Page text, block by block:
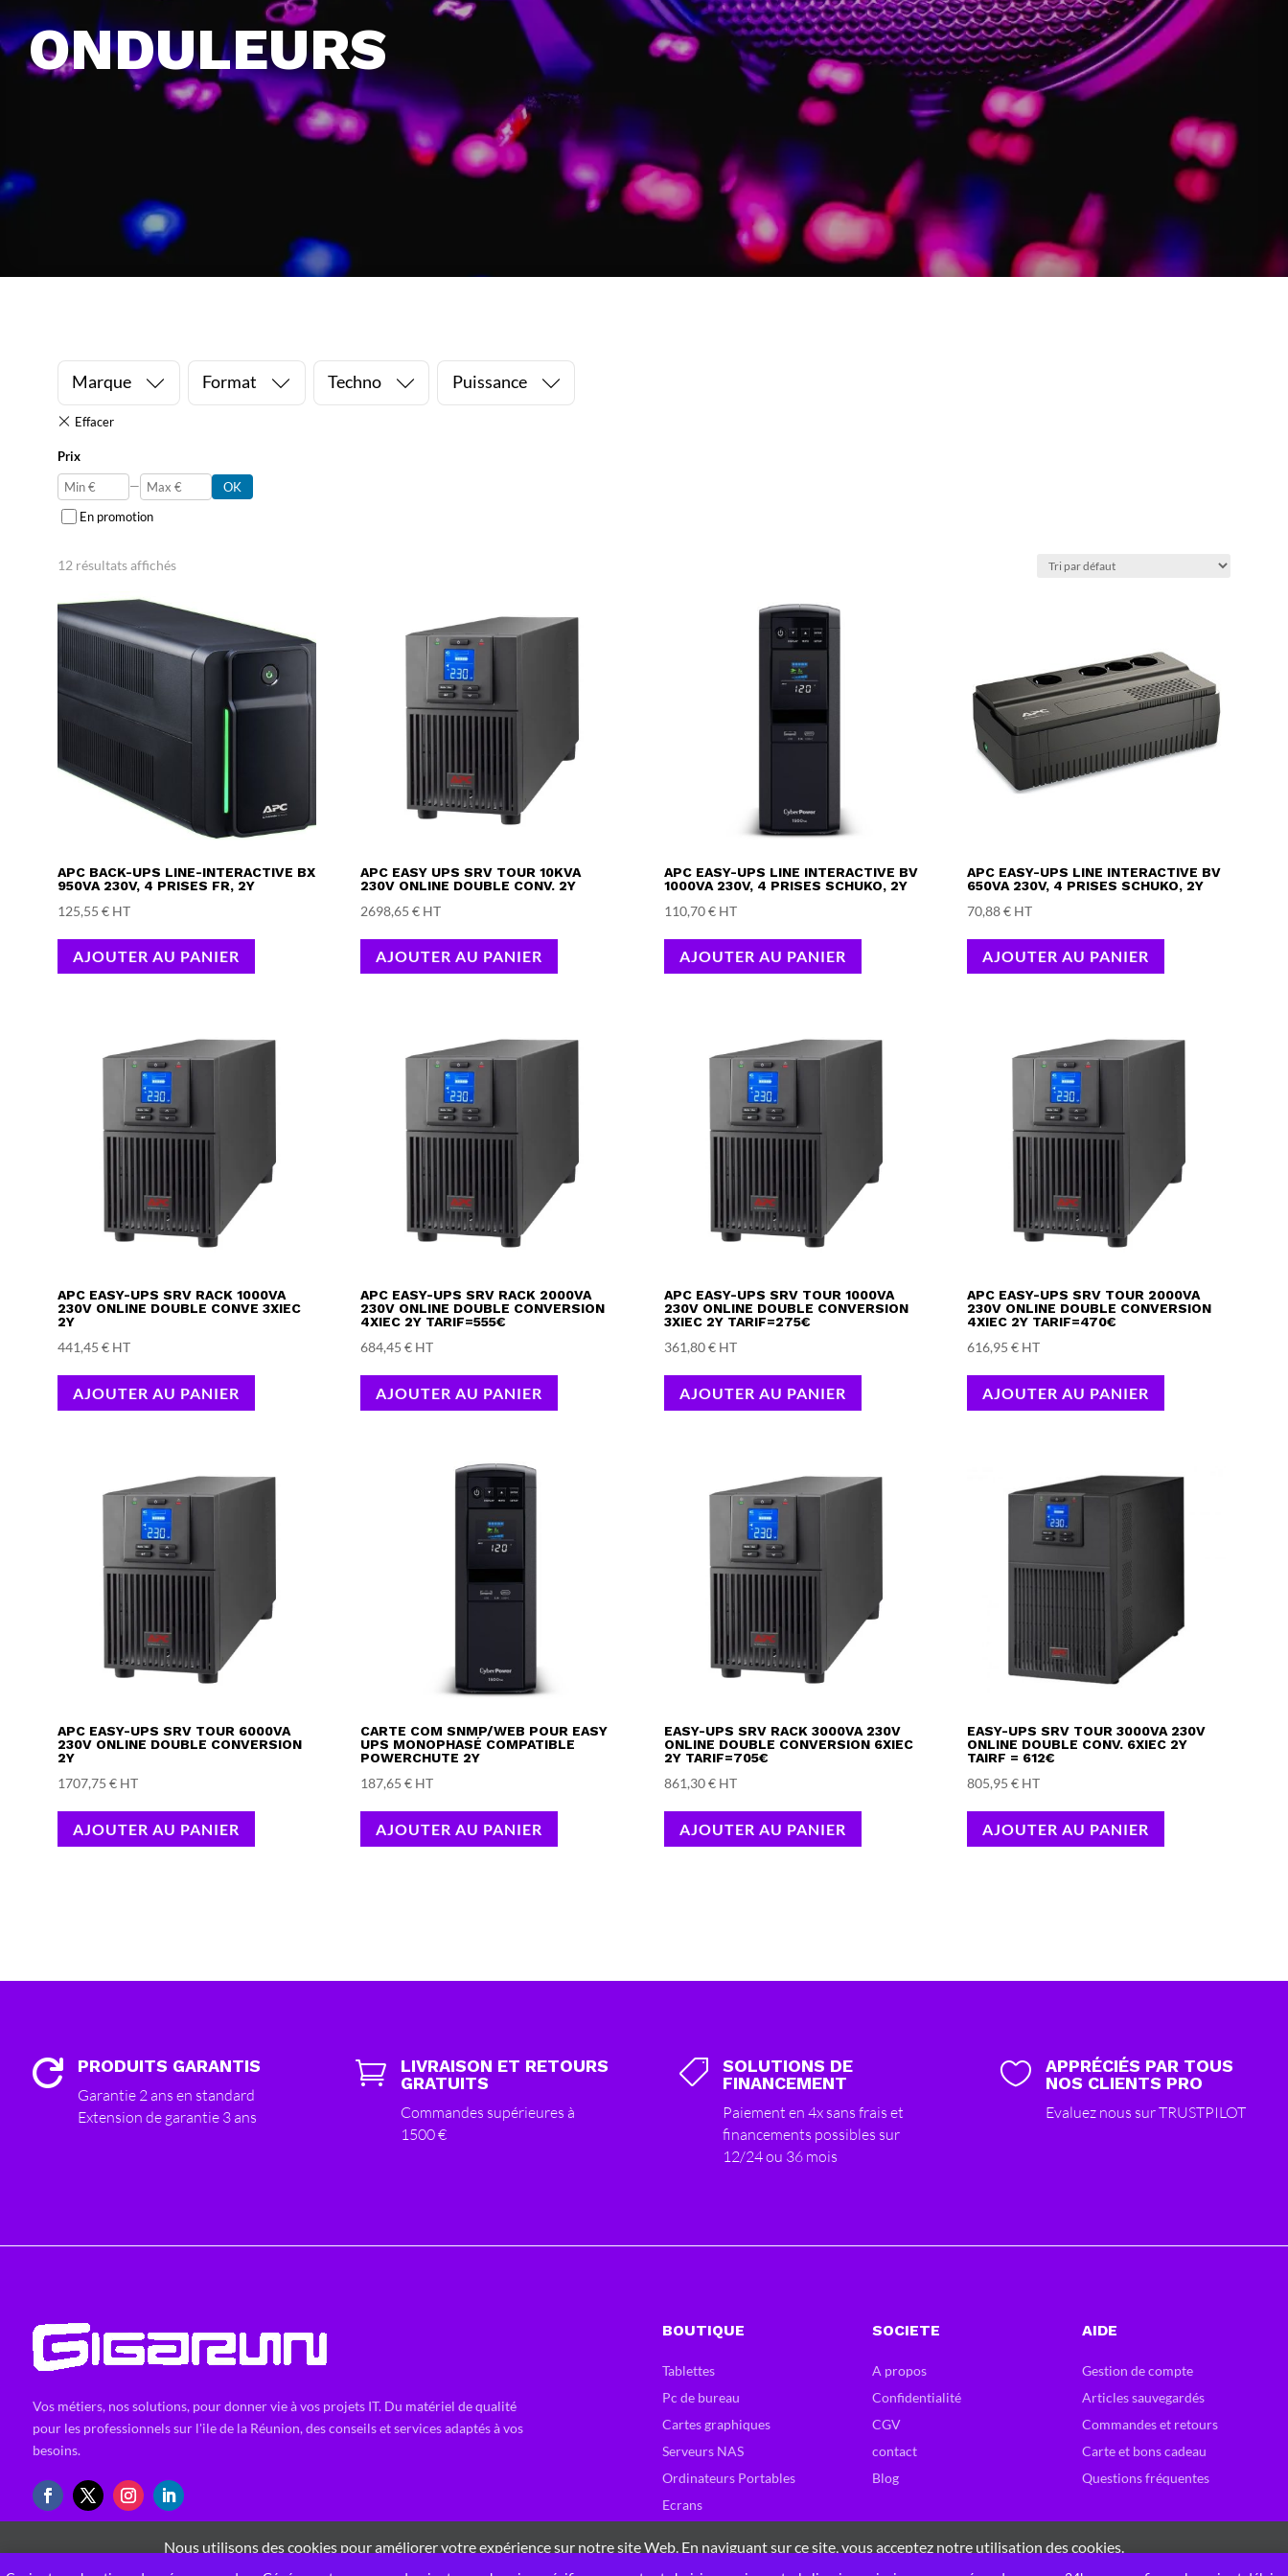
ONDULEURS
Marque Format Techno Puissance
Prix
—
OK
En promotion
12 résultats affichés
APC BACK-UPS LINE-INTERACTIVE BX
950VA 230V, 4 PRISES FR, 2Y
125,55 € HT
AJOUTER AU PANIER
APC EASY UPS SRV TOUR 10KVA
230V ONLINE DOUBLE CONV. 2Y
2698,65€ HT
AJOUTER AU PANIER
APC EASY-UPS LINE INTERACTIVE BV
1000VA 230V, 4 PRISES SCHUKO, 2Y
110,70€ HT
AJOUTER AU PANIER
APC EASY-UPS LINE INTERACTIVE BV
650VA 230V, 4 PRISES SCHUKO, 2Y
70,88€ HT
AJOUTER AU PANIER
APC EASY-UPS SRV RACK 1000VA
230V ONLINE DOUBLE CONVE 3XIEC
2Y
441,45 € HT
AJOUTER AU PANIER
APC EASY-UPS SRV RACK 2000VA
230V ONLINE DOUBLE CONVERSION
4XIEC 2Y TARIF=555€
684,45€ HT
AJOUTER AU PANIER
APC EASY-UPS SRV TOUR 1000VA
230V ONLINE DOUBLE CONVERSION
3XIEC 2Y TARIF=275€
361,80€ HT
AJOUTER AU PANIER
APC EASY-UPS SRV TOUR 2000VA
230V ONLINE DOUBLE CONVERSION
4XIEC 2Y TARIF=470€
616,95€ HT
AJOUTER AU PANIER
APC EASY-UPS SRV TOUR 6000VA
230V ONLINE DOUBLE CONVERSION
2Y
1707,75 € HT
AJOUTER AU PANIER
CARTE COM SNMP/WEB POUR EASY
UPS MONOPHASÉ COMPATIBLE
POWERCHUTE 2Y
187,65€ HT
AJOUTER AU PANIER
EASY-UPS SRV RACK 3000VA 230V
ONLINE DOUBLE CONVERSION 6XIEC
2Y TARIF=705€
861,30€ HT
AJOUTER AU PANIER
EASY-UPS SRV TOUR 3000VA 230V
ONLINE DOUBLE CONV. 6XIEC 2Y
TAIRF = 612€
805,95€ HT
AJOUTER AU PANIER
 PRODUITS GARANTIS
Garantie 2 ans en standard
Extension de garantie 3 ans

LIVRAISON ET RETOURS
GRATUITS
Commandes supérieures à
1500 €

SOLUTIONS DE
FINANCEMENT
Paiement en 4x sans frais et
financements possibles sur
12/24 ou 36 mois

APPRÉCIÉS PAR TOUS
NOS CLIENTS PRO
Evaluez nous sur TRUSTPILOT
Vos métiers, nos solutions, pour donner vie à vos projets IT. Du matériel de qualité
pour les professionnels sur l'ile de la Réunion, des conseils et services adaptés à vos
besoins.
BOUTIQUE
Tablettes
Pc de bureau
Cartes graphiques
Serveurs NAS
Ordinateurs Portables
Ecrans
SOCIETE
A propos
Confidentialité
CGV
contact
Blog
AIDE
Gestion de compte
Articles sauvegardés
Commandes et retours
Carte et bons cadeau
Questions fréquentes
Nous utilisons des cookies pour améliorer votre expérience sur notre site Web. En naviguant sur ce site, vous acceptez notre utilisation des cookies.